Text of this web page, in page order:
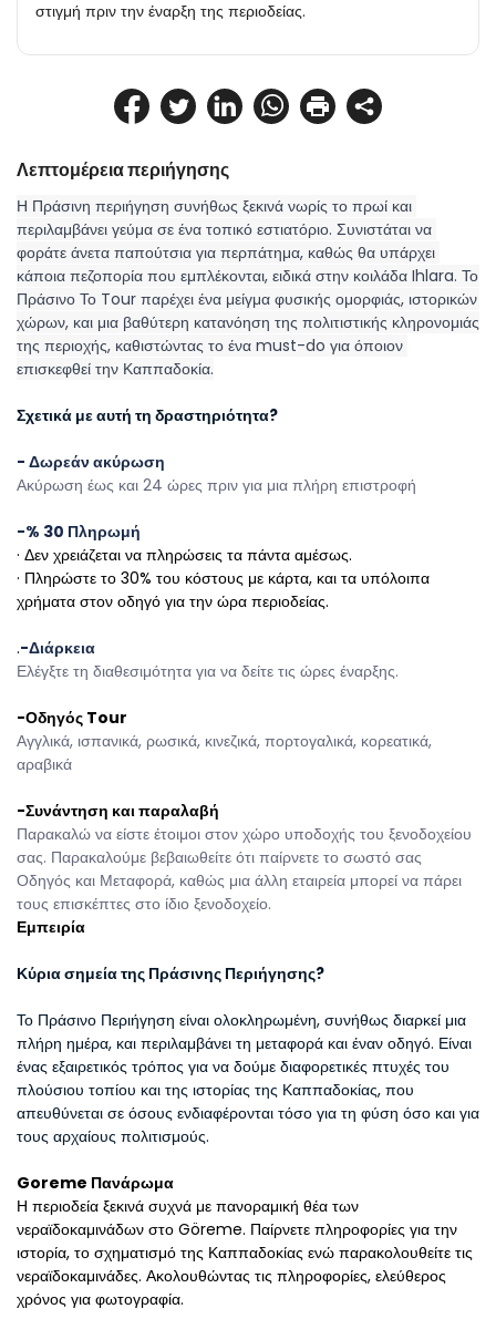
Λεπτομέρεια περιήγησης
Η Πράσινη περιήγηση συνήθως ξεκινά νωρίς το πρωί και
περιλαμβάνει γεύμα σε ένα τοπικό εστιατόριο. Συνιστάται να
φοράτε άνετα παπούτσια για περπάτημα, καθώς θα υπάρχει
κάποια πεζοπορία που εμπλέκονται, ειδικά στην κοιλάδα Ihlara. Το
Πράσινο Το Tour παρέχει ένα μείγμα φυσικής ομορφιάς, ιστορικών
χώρων, και μια βαθύτερη κατανόηση της πολιτιστικής κληρονομιάς
της περιοχής, καθιστώντας το ένα must-do για όποιον
επισκεφθεί την Καππαδοκία.
Σχετικά με αυτή τη δραστηριότητα?
- Δωρεάν ακύρωση
Ακύρωση έως και 24 ώρες πριν για μια πλήρη επιστροφή
-% 30 Πληρωμή
· Δεν χρειάζεται να πληρώσεις τα πάντα αμέσως.
· Πληρώστε το 30% του κόστους με κάρτα, και τα υπόλοιπα
χρήματα στον οδηγό για την ώρα περιοδείας.
.-Διάρκεια
Ελέγξτε τη διαθεσιμότητα για να δείτε τις ώρες έναρξης.
-Οδηγός Tour
Αγγλικά, ισπανικά, ρωσικά, κινεζικά, πορτογαλικά, κορεατικά,
αραβικά
-Συνάντηση και παραλαβή
Παρακαλώ να είστε έτοιμοι στον χώρο υποδοχής του ξενοδοχείου
σας. Παρακαλούμε βεβαιωθείτε ότι παίρνετε το σωστό σας
Οδηγός και Μεταφορά, καθώς μια άλλη εταιρεία μπορεί να πάρει
τους επισκέπτες στο ίδιο ξενοδοχείο.
Εμπειρία
Κύρια σημεία της Πράσινης Περιήγησης?
Το Πράσινο Περιήγηση είναι ολοκληρωμένη, συνήθως διαρκεί μια
πλήρη ημέρα, και περιλαμβάνει τη μεταφορά και έναν οδηγό. Είναι
ένας εξαιρετικός τρόπος για να δούμε διαφορετικές πτυχές του
πλούσιου τοπίου και της ιστορίας της Καππαδοκίας, που
απευθύνεται σε όσους ενδιαφέρονται τόσο για τη φύση όσο και για
τους αρχαίους πολιτισμούς.
Goreme Πανάρωμα
Η περιοδεία ξεκινά συχνά με πανοραμική θέα των
νεραϊδοκαμινάδων στο Göreme. Παίρνετε πληροφορίες για την
ιστορία, το σχηματισμό της Καππαδοκίας ενώ παρακολουθείτε τις
νεραϊδοκαμινάδες. Ακολουθώντας τις πληροφορίες, ελεύθερος
χρόνος για φωτογραφία.
στιγμή πριν την έναρξη της περιοδείας.